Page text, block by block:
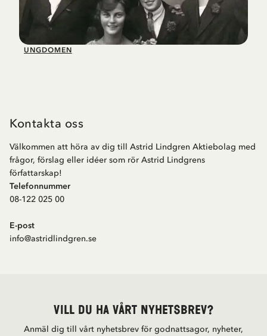
UNGDOMEN
Kontakta oss
Välkommen att höra av dig till Astrid Lindgren Aktiebolag med
frågor, förslag eller idéer som rör Astrid Lindgrens
författarskap!
Telefonnummer
08-122 025 00
E-post
info@astridlindgren.se
Vill du ha vårt nyhetsbrev?
Anmäl dig till vårt nyhetsbrev för godnattsagor, nyheter,